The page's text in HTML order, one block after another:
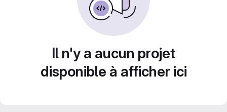
Il n'y a aucun projet
disponible à afficher ici